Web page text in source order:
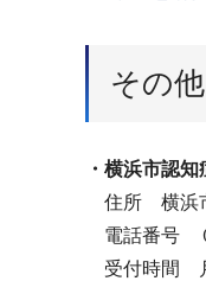
その他
・横浜市認
住所 横浜市
電話番号 ０
受付時間